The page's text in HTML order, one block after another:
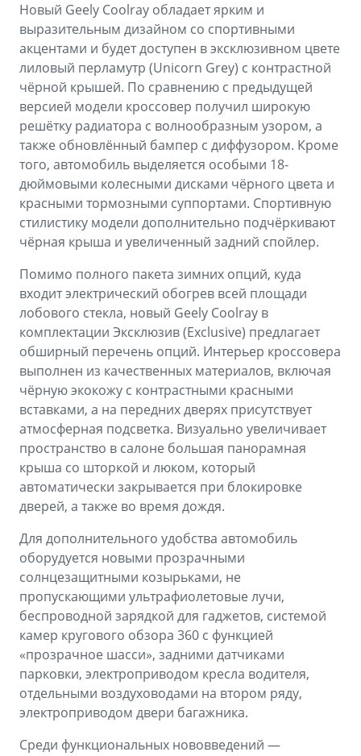
Новый Geely Coolray обладает ярким и
выразительным дизайном со спортивными
акцентами и будет доступен в эксклюзивном цвете
лиловый перламутр (Unicorn Grey) с контрастной
чёрной крышей. По сравнению с предыдущей
версией модели кроссовер получил широкую
решётку радиатора с волнообразным узором, а
также обновлённый бампер с диффузором. Кроме
того, автомобиль выделяется особыми 18-
дюймовыми колесными дисками чёрного цвета и
красными тормозными суппортами. Спортивную
стилистику модели дополнительно подчёркивают
чёрная крыша и увеличенный задний спойлер.
Помимо полного пакета зимних опций, куда
входит электрический обогрев всей площади
лобового стекла, новый Geely Coolray в
комплектации Эксклюзив (Exclusive) предлагает
обширный перечень опций. Интерьер кроссовера
выполнен из качественных материалов, включая
чёрную экокожу с контрастными красными
вставками, а на передних дверях присутствует
атмосферная подсветка. Визуально увеличивает
пространство в салоне большая панорамная
крыша со шторкой и люком, который
автоматически закрывается при блокировке
дверей, а также во время дождя.
Для дополнительного удобства автомобиль
оборудуется новыми прозрачными
солнцезащитными козырьками, не
пропускающими ультрафиолетовые лучи,
беспроводной зарядкой для гаджетов, системой
камер кругового обзора 360 с функцией
«прозрачное шасси», задними датчиками
парковки, электроприводом кресла водителя,
отдельными воздуховодами на втором ряду,
электроприводом двери багажника.
Среди функциональных нововведений —